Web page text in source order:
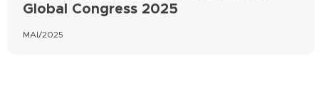
Global Congress 2025
MAI/2025